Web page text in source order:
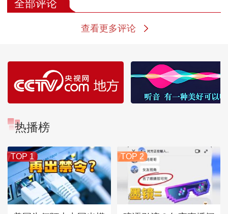
全部评论
查看更多评论
热播榜
TOP 1 TOP 2